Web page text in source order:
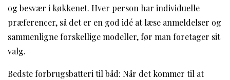
og besvær i køkkenet. Hver person har individuelle
præferencer, så det er en god idé at læse anmeldelser og
sammenligne forskellige modeller, før man foretager sit
valg.
Bedste forbrugsbatteri til båd: Når det kommer til at